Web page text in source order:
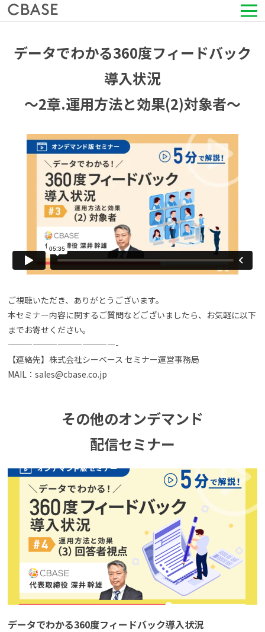
導入事例
セミナー情報
HRコラム
お知らせ
会社情報
資料請求(無料)
データでわかる360度フィードバック
導入状況
〜2章.運用方法と効果(2)対象者〜
ご視聴いただき、ありがとうございます。
本セミナー内容に関するご質問などございましたら、お気軽に以下
までお寄せください。
—————————————-
【連絡先】株式会社シーベース セミナー運営事務局
MAIL：sales@cbase.co.jp
その他のオンデマンド
配信セミナー
データでわかる360度フィードバック導入状況